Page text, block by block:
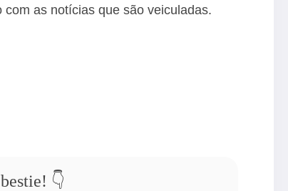
as notícias que são veiculadas.
👇